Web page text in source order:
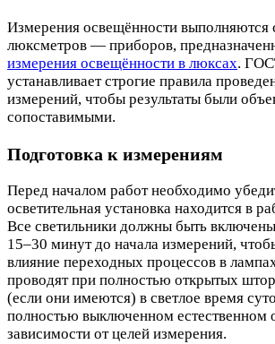
Измерения освещённости
люксметров — приборов,
измерения освещённости в люксах.
устанавливает строгие правила
измерений, чтобы результаты были
сопоставимыми.
Подготовка к измерениям
Перед началом работ необходимо
осветительная установка находится в
Все светильники должны быть
15–30 минут до начала измерений,
влияние переходных процессов в
проводят при полностью открытых
(если они имеются) в светлое время
полностью выключенном
зависимости от целей измерения.